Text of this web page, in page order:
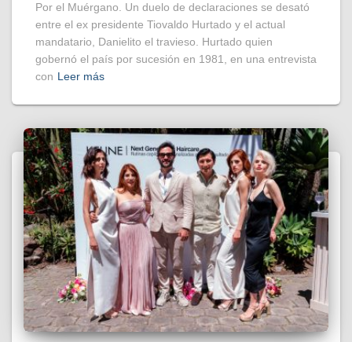
Por el Muérgano. Un duelo de declaraciones se desató
entre el ex presidente Tiovaldo Hurtado y el actual
mandatario, Danielito el travieso. Hurtado quien
gobernó el país por sucesión en 1981, en una entrevista
con Leer más